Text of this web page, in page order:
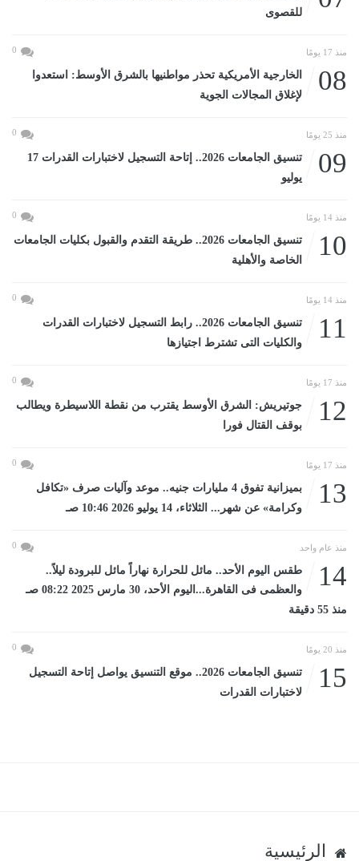
للقصوى
منذ 17 يومًا 0
08
الخارجية الأمريكية تحذر مواطنيها بالشرق الأوسط: استعدوا
لإغلاق المجالات الجوية
منذ 25 يومًا 0
09
تنسيق الجامعات 2026.. إتاحة التسجيل لاختبارات القدرات 17
يوليو
منذ 14 يومًا 0
10
تنسيق الجامعات 2026.. طريقة التقدم والقبول بكليات الجامعات
الخاصة والأهلية
منذ 14 يومًا 0
11
تنسيق الجامعات 2026.. رابط التسجيل لاختبارات القدرات
والكليات التى تشترط اجتيازها
منذ 17 يومًا 0
12
جوتيريش: الشرق الأوسط يقترب من نقطة اللاسيطرة ويطالب
بوقف القتال فورا
منذ 17 يومًا 0
13
بميزانية تفوق 4 مليارات جنيه.. موعد وآليات صرف «تكافل
وكرامة» عن شهر... الثلاثاء، 14 يوليو 2026 10:46 صـ
منذ عام واحد 0
14
طقس اليوم الأحد.. مائل للحرارة نهاراً مائل للبرودة ليلاً..
والعظمى فى القاهرة...اليوم الأحد، 30 مارس 2025 08:22 صـ
منذ 55 دقيقة
منذ 20 يومًا 0
15
تنسيق الجامعات 2026.. موقع التنسيق يواصل إتاحة التسجيل
لاختبارات القدرات
الرئيسية